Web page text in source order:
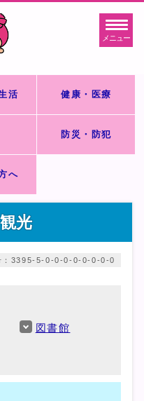
メニュー
活 健康・医療
防災・防犯
へ
光
：3395-5-0-0-0-0-0-0-0-0
図書館